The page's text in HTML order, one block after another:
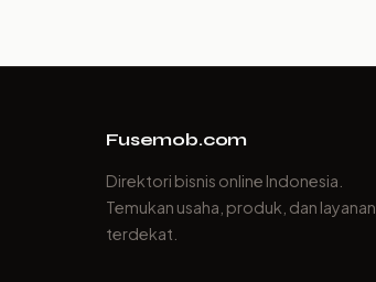
Fusemob.com
Direktori bisnis online Indonesia.
Temukan usaha, produk, dan layanan
terdekat.